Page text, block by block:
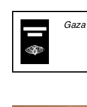
Gaza